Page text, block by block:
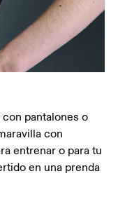
horizontal.
pantalones o
con
entrenar o para tu
en una prenda